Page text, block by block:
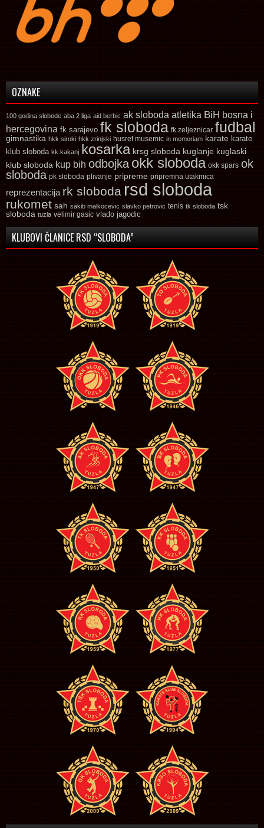
OZNAKE
100 godina slobode aba 2 liga aid berbic ak sloboda atletika BiH bosna i
hercegovina fk sarajevo fk sloboda fk zeljeznicar fudbal
gimnastika hkk siroki hkk zrinjski husref musemic in memoriam karate karate
klub sloboda kk kakanj kosarka krsg sloboda kuglanje kuglaski
klub sloboda kup bih odbojka okk sloboda okk spars ok
sloboda pk sloboda plivanje pripreme pripremna utakmica
reprezentacija rk sloboda rsd sloboda
rukomet sah sakib malkocevic slavko petrovic tenis tk sloboda tsk
sloboda tuzla velimir gasic vlado jagodic
KLUBOVI ČLANICE RSD “SLOBODA”